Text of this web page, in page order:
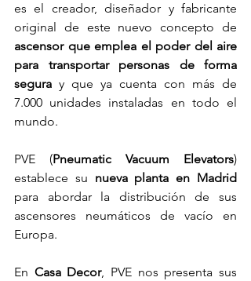
es el creador, diseñador y fabricante
ascensor que emplea el poder del aire
para transportar personas de forma
segura y que ya cuenta con más de
7.000 unidades instaladas en todo el
mundo.
PVE (Pneumatic Vacuum Elevators)
establece su nueva planta en Madrid
para abordar la distribución de sus
ascensores neumáticos de vacío en
Europa.
En Casa Decor